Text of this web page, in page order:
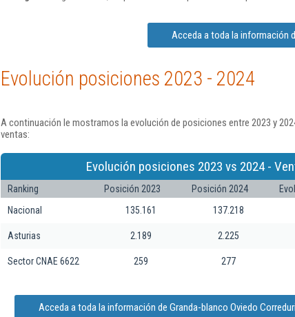
Acceda a toda la información
Evolución posiciones 2023 - 2024
A continuación le mostramos la evolución de posiciones entre 2023 y
ventas:
Evolución posiciones 2023 vs 2024 -
Ranking Posición 2023 Posición 2024
Nacional
135.161 137.218
Asturias 2.189 2.225
Sector CNAE 6622 259 277
Acceda a toda la información de Granda-blanco Oviedo